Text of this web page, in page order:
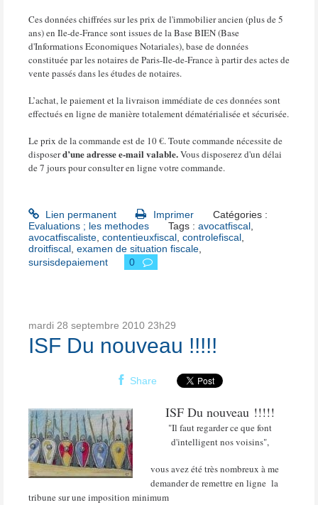
Ces données chiffrées sur les prix de l'immobilier ancien (plus de 5
ans) en Ile-de-France sont issues de la Base BIEN (Base
d'Informations Economiques Notariales), base de données
constituée par les notaires de Paris-Ile-de-France à partir des actes de
vente passés dans les études de notaires.
L’achat, le paiement et la livraison immédiate de ces données sont
effectués en ligne de manière totalement dématérialisée et sécurisée.
Le prix de la commande est de 10 €. Toute commande nécessite de
disposerd’une adresse e-mail valable.Vous disposerez d'un délai
de 7 jours pour consulter en ligne votre commande.
Lien permanent Imprimer
Catégories :
Evaluations ; les methodes
Tags :avocatfiscal
avocatfiscaliste contentieuxfiscal controlefiscal
droitfiscal examen de situation fiscale
sursisdepaiement
0
mardi 28 septembre 2010 23h29
ISF Du nouveau !!!!!
Share
ISF Du nouveau !!!!!
"Il faut regarder ce que font
d'intelligent nos voisins",
vous avez été très nombreux à me
demander de remettre en ligne la
tribune sur une imposition minimum